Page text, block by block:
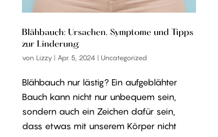
Blähbauch: Ursachen, Symptome und Tipps
zur Linderung
von Lizzy| Apr. 5, 2024 | Uncategorized
Blähbauch nur lästig? Ein aufgeblähter
Bauch kann nicht nur unbequem sein,
sondern auch ein Zeichen dafür sein,
dass etwas mit unserem Körper nicht